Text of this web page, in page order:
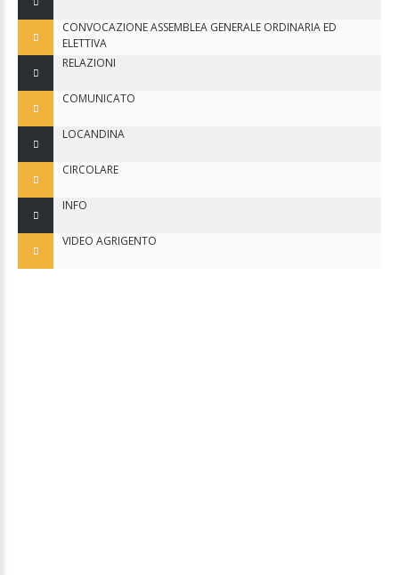
CONVOCAZIONE ASSEMBLEA GENERALE ORDINARIA ED
ELETTIVA
RELAZIONI
COMUNICATO
LOCANDINA
CIRCOLARE
INFO
VIDEO AGRIGENTO